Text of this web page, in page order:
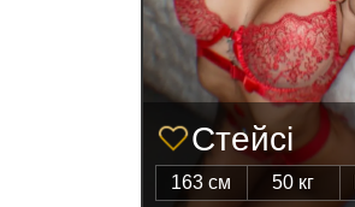
Стейсі
163 см 50 кг